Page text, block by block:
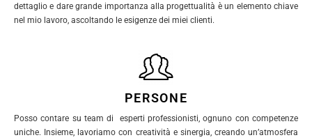
dettaglio e dare grande importanza alla progettualità è un elemento chiave
nel mio lavoro, ascoltando le esigenze dei miei clienti.
PERSONE
Posso contare su team di esperti professionisti, ognuno con competenze
uniche. Insieme, lavoriamo con creatività e sinergia, creando un’atmosfera